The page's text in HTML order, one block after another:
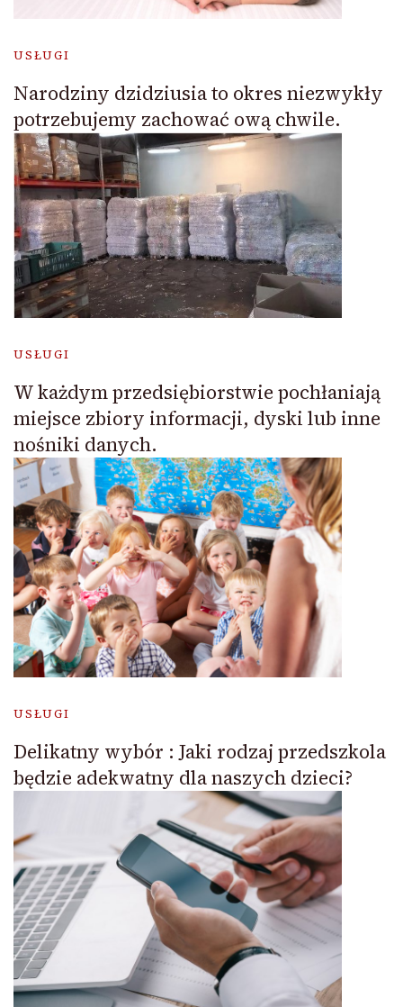
USŁUGI
Narodziny dzidziusia to okres niezwykły
potrzebujemy zachować ową chwile.
USŁUGI
W każdym przedsiębiorstwie pochłaniają
miejsce zbiory informacji, dyski lub inne
nośniki danych.
USŁUGI
Delikatny wybór : Jaki rodzaj przedszkola
będzie adekwatny dla naszych dzieci?